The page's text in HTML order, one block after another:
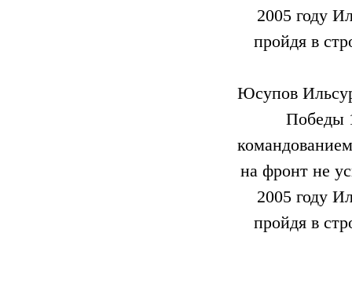
Юсупов
Победы
на фронт не
2005 году
пройдя в